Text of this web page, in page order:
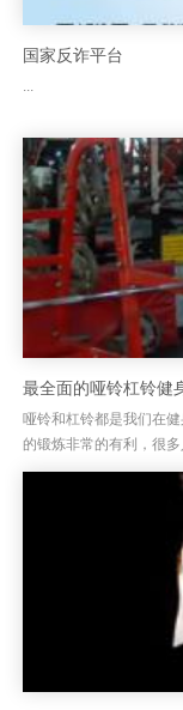
国家反诈平台
...
最全面的哑铃杠铃健
哑铃和杠铃都是我们在
的锻炼非常的有利，很
么我们就介绍一个哑铃